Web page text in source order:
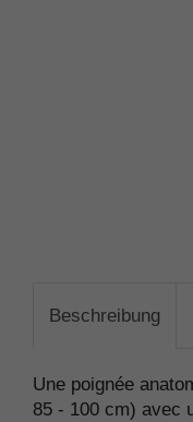
Beschreibung
Une poignée
85 - 100 cm) avec